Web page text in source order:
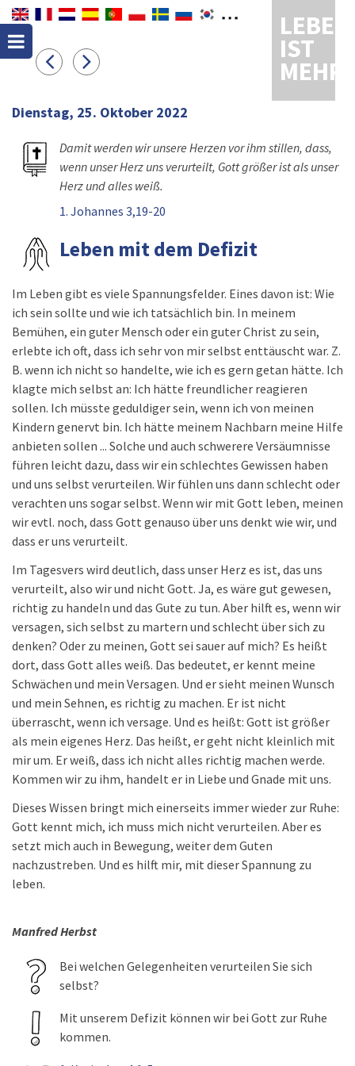
LEBEN
IST
MEHR
Dienstag, 25. Oktober 2022
Damit werden wir unsere Herzen vor ihm stillen, dass,
wenn unser Herz uns verurteilt, Gott größer ist als unser
Herz und alles weiß.
1. Johannes 3,19-20
Leben mit dem Defizit
Im Leben gibt es viele Spannungsfelder. Eines davon ist: Wie
ich sein sollte und wie ich tatsächlich bin. In meinem
Bemühen, ein guter Mensch oder ein guter Christ zu sein,
erlebte ich oft, dass ich sehr von mir selbst enttäuscht war. Z.
B. wenn ich nicht so handelte, wie ich es gern getan hätte. Ich
klagte mich selbst an: Ich hätte freundlicher reagieren
sollen. Ich müsste geduldiger sein, wenn ich von meinen
Kindern genervt bin. Ich hätte meinem Nachbarn meine Hilfe
anbieten sollen ... Solche und auch schwerere Versäumnisse
führen leicht dazu, dass wir ein schlechtes Gewissen haben
und uns selbst verurteilen. Wir fühlen uns dann schlecht oder
verachten uns sogar selbst. Wenn wir mit Gott leben, meinen
wir evtl. noch, dass Gott genauso über uns denkt wie wir, und
dass er uns verurteilt.
Im Tagesvers wird deutlich, dass unser Herz es ist, das uns
verurteilt, also wir und nicht Gott. Ja, es wäre gut gewesen,
richtig zu handeln und das Gute zu tun. Aber hilft es, wenn wir
versagen, sich selbst zu martern und schlecht über sich zu
denken? Oder zu meinen, Gott sei sauer auf mich? Es heißt
dort, dass Gott alles weiß. Das bedeutet, er kennt meine
Schwächen und mein Versagen. Und er sieht meinen Wunsch
und mein Sehnen, es richtig zu machen. Er ist nicht
überrascht, wenn ich versage. Und es heißt: Gott ist größer
als mein eigenes Herz. Das heißt, er geht nicht kleinlich mit
mir um. Er weiß, dass ich nicht alles richtig machen werde.
Kommen wir zu ihm, handelt er in Liebe und Gnade mit uns.
Dieses Wissen bringt mich einerseits immer wieder zur Ruhe:
Gott kennt mich, ich muss mich nicht verurteilen. Aber es
setzt mich auch in Bewegung, weiter dem Guten
nachzustreben. Und es hilft mir, mit dieser Spannung zu
leben.
Manfred Herbst
Bei welchen Gelegenheiten verurteilen Sie sich
selbst?
Mit unserem Defizit können wir bei Gott zur Ruhe
kommen.